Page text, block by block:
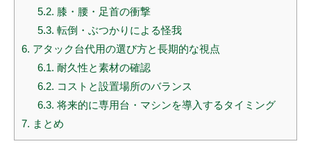
5.2. 膝・腰・足首の衝撃
5.3. 転倒・ぶつかりによる怪我
6. アタック台代用の選び方と長期的な視点
6.1. 耐久性と素材の確認
6.2. コストと設置場所のバランス
6.3. 将来的に専用台・マシンを導入するタイミング
7. まとめ